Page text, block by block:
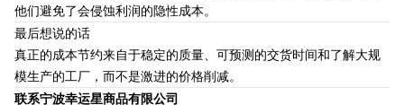
他们避免了会侵蚀利润的隐性成本。
最后想说的话
真正的成本节约来自于稳定的质量、可预测的交货时间和了解大规
模生产的工厂，而不是激进的价格削减。
联系宁波幸运星商品有限公司